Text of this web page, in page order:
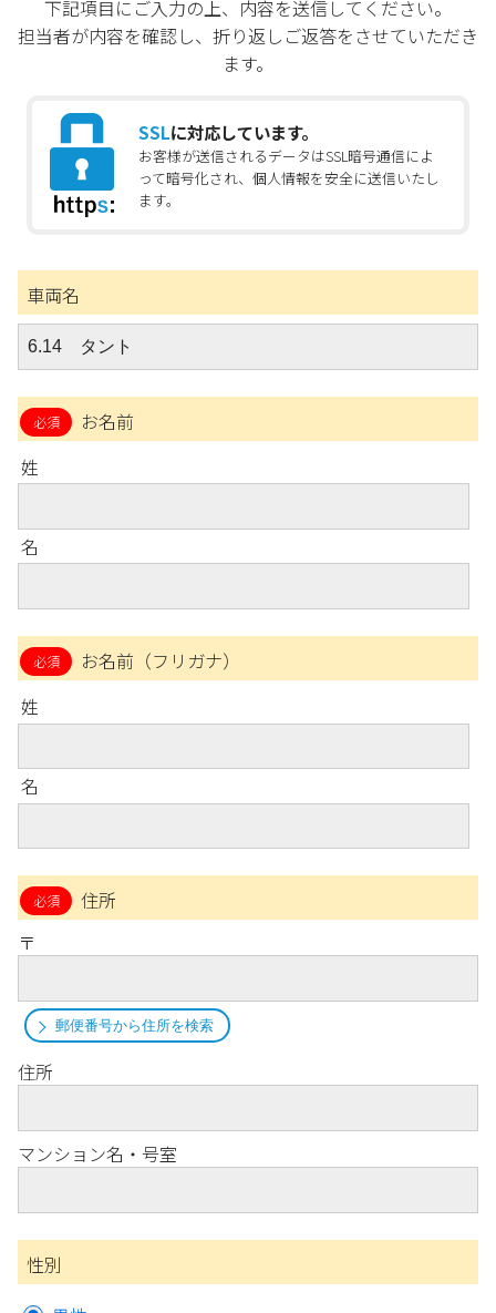
下記項目にご入力の上、内容を送信してください。
担当者が内容を確認し、折り返しご返答をさせていただき
ます。
SSLに対応しています。
お客様が送信されるデータはSSL暗号通信によ
って暗号化され、個人情報を安全に送信いたし
ます。
車両名
お名前
姓
名
お名前（フリガナ）
姓
名
住所
〒
郵便番号から住所を検索
住所
マンション名・号室
性別